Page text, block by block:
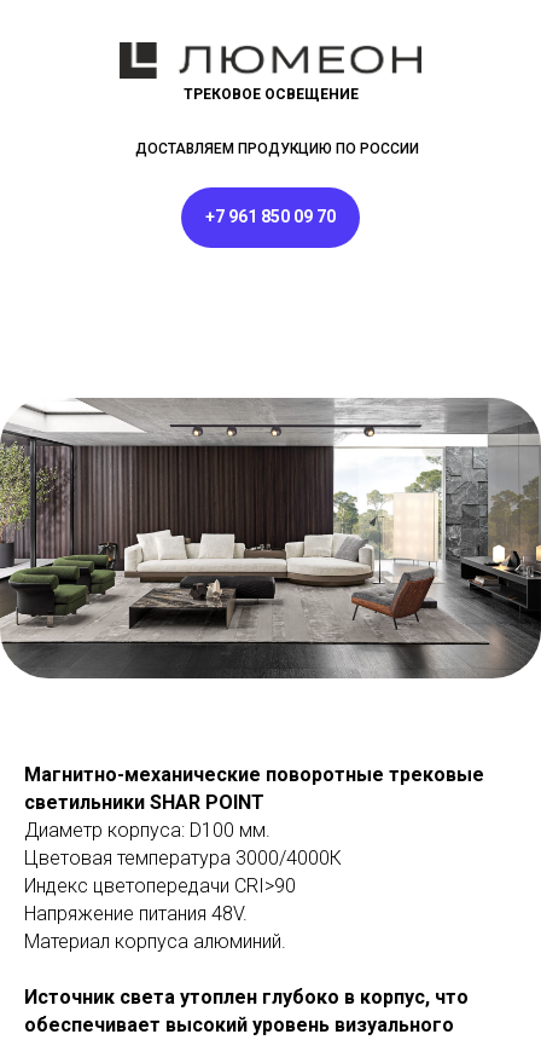
ТРЕКОВОЕ ОСВЕЩЕНИЕ
ДОСТАВЛЯЕМ ПРОДУКЦИЮ ПО РОССИИ
+7 961 850 09 70
Магнитно-механические поворотные трековые
светильники SHAR POINT
Диаметр корпуса: D100 мм.
Цветовая температура 3000/4000К
Индекс цветопередачи СRI>90
Напряжение питания 48V.
Материал корпуса алюминий.
Источник света утоплен глубоко в корпус, что
обеспечивает высокий уровень визуального